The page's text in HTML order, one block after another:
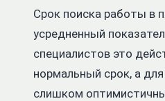
Срок поиска работы в
усредненный
специалистов это
нормальный срок, а
слишком